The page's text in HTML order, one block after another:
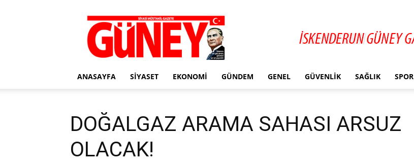
Gazete
Güney
ANASAYFA SIYASET EKONOMI GÜNDEM GENEL GÜVENLIK SAĞLIK SPOR
DOĞALGAZ ARAMA SAHASI ARSUZ
OLACAK!